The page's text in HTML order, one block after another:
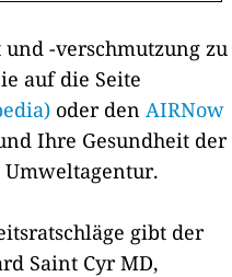
-verschmutzung zu
auf die Seite
oder den AIRNow
Ihre Gesundheit der
gibt der
Saint Cyr MD,